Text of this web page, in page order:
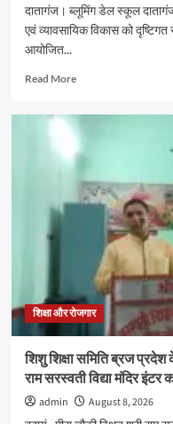
दातागंज। ब्लूमिंग डेल स्कूल दातागंज
एवं व्यावसायिक विकास को
आयोजित...
Read MoreRead
दातागंज
ब्लूमिंगडेल
विशेषज्ञों
समस्या
प्रबंधन
और
प्रभावी
गुर
शिक्षा और रोजगार
शिशु शिक्षा समिति ब्रज
राम सरस्वती विद्या मंदिर
admin
August 8, 2026